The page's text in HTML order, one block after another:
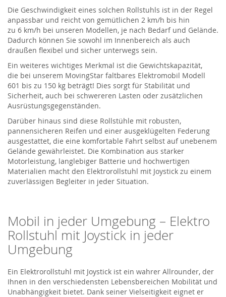
Die Geschwindigkeit eines solchen Rollstuhls ist in der Regel
anpassbar und reicht von gemütlichen 2 km/h bis hin
zu 6 km/h bei unseren Modellen, je nach Bedarf und Gelände.
Dadurch können Sie sowohl im Innenbereich als auch
draußen flexibel und sicher unterwegs sein.
Ein weiteres wichtiges Merkmal ist die Gewichtskapazität,
die bei unserem MovingStar faltbares Elektromobil Modell
601 bis zu 150 kg beträgt! Dies sorgt für Stabilität und
Sicherheit, auch bei schwereren Lasten oder zusätzlichen
Ausrüstungsgegenständen.
Darüber hinaus sind diese Rollstühle mit robusten,
pannensicheren Reifen und einer ausgeklügelten Federung
ausgestattet, die eine komfortable Fahrt selbst auf unebenem
Gelände gewährleistet. Die Kombination aus starker
Motorleistung, langlebiger Batterie und hochwertigen
Materialien macht den Elektrorollstuhl mit Joystick zu einem
zuverlässigen Begleiter in jeder Situation.
Mobil in jeder Umgebung – Elektro
Rollstuhl mit Joystick in jeder
Umgebung
Ein Elektrorollstuhl mit Joystick ist ein wahrer Allrounder, der
Ihnen in den verschiedensten Lebensbereichen Mobilität und
Unabhängigkeit bietet. Dank seiner Vielseitigkeit eignet er